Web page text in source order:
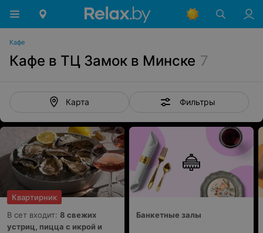
Кафе
Кафе в ТЦ Замок в Минске 7
Карта Фильтры
Квартирник
В сет входит: 8 свежих
устриц, пицца с икрой и
Банкетные залы